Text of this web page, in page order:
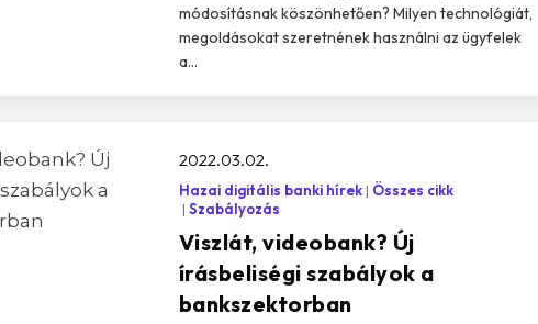
módosításnak köszönhetően? Milyen technológiát,
megoldásokat szeretnének használni az ügyfelek
a...
Viszlát, videobank? Új
írásbeliségi szabályok a
bankszektorban
2022.03.02.
Hazai digitális banki hírek
Összes cikk
Szabályozás